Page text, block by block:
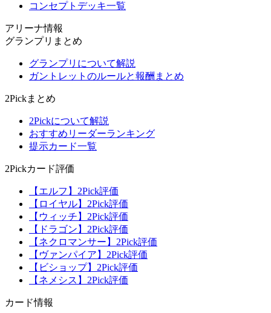
コンセプトデッキ一覧
アリーナ情報
グランプリまとめ
グランプリについて解説
ガントレットのルールと報酬まとめ
2Pickまとめ
2Pickについて解説
おすすめリーダーランキング
提示カード一覧
2Pickカード評価
【エルフ】2Pick評価
【ロイヤル】2Pick評価
【ウィッチ】2Pick評価
【ドラゴン】2Pick評価
【ネクロマンサー】2Pick評価
【ヴァンパイア】2Pick評価
【ビショップ】2Pick評価
【ネメシス】2Pick評価
カード情報